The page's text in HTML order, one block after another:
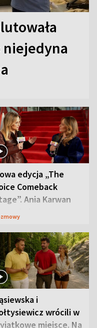
niejedyna
edycja „The
Comeback
Ania Karwan
i
wrócili w
miejsce. Na